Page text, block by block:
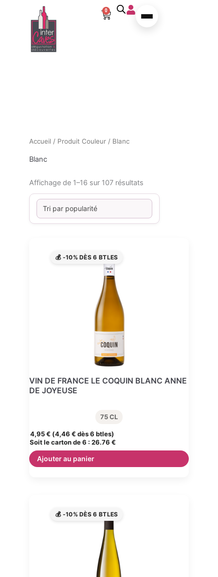
Aller au contenu
0Panier
Accueil / Produit Couleur / Blanc
Blanc
Affichage de 1–16 sur 107 résultats
💰 -10% DÈS 6 BTLES
VIN DE FRANCE LE COQUIN BLANC ANNE
DE JOYEUSE
75 CL
4,95€ (4,46 € dès 6 btles)
Soit le carton de 6 : 26.76 €
Ajouter au panier
💰 -10% DÈS 6 BTLES